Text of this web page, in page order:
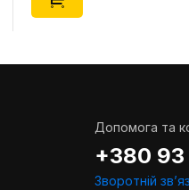
Допомога та
+380
Зворотній